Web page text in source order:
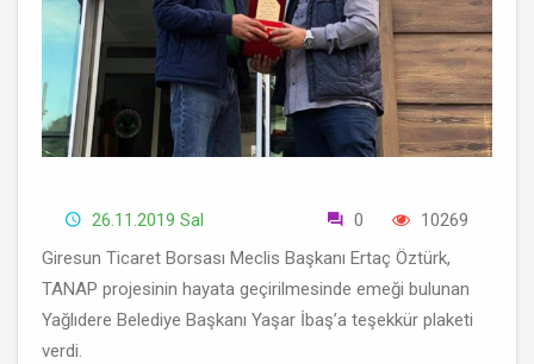
26.11.2019 Sal 0
10269
Giresun Ticaret Borsası Meclis Başkanı Ertaç Öztürk,
TANAP projesinin hayata geçirilmesinde emeği bulunan
Yağlıdere Belediye Başkanı Yaşar İbaş’a teşekkür plaketi
verdi.